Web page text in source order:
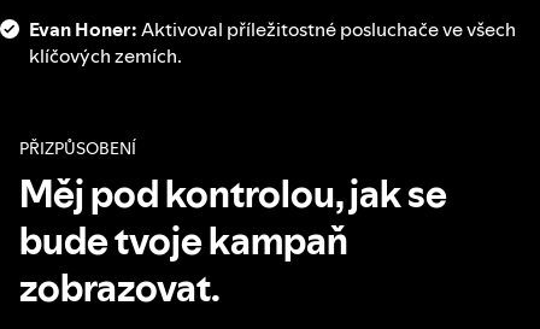
Evan Honer:Aktivoval příležitostné posluchače ve všech
klíčových zemích.
PŘIZPŮSOBENÍ
Měj pod kontrolou, jak se
bude tvoje kampaň
zobrazovat.